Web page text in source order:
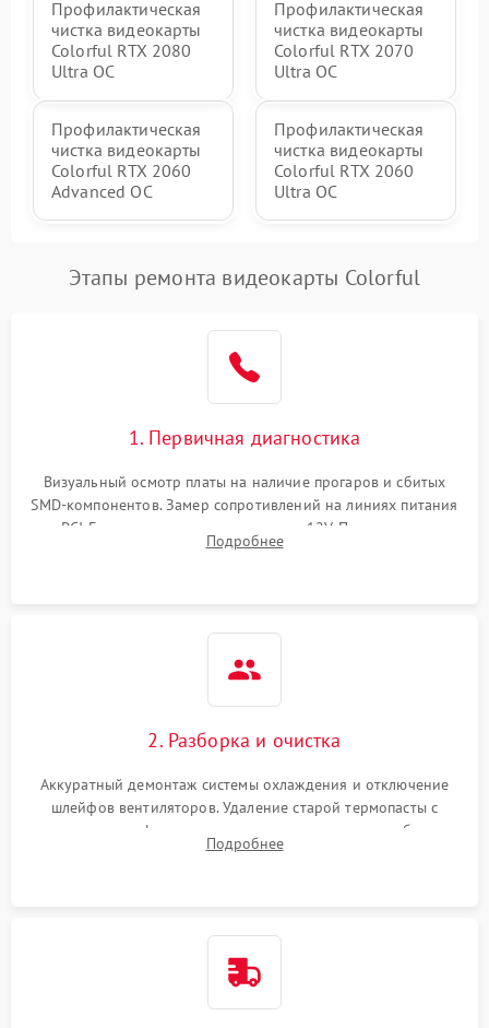
Профилактическая
чистка видеокарты
Colorful RTX 2080
Ultra OC
Профилактическая
чистка видеокарты
Colorful RTX 2070
Ultra OC
Профилактическая
чистка видеокарты
Colorful RTX 2060
Advanced OC
Профилактическая
чистка видеокарты
Colorful RTX 2060
Ultra OC
Этапы ремонта видеокарты Colorful
1. Первичная диагностика
Визуальный осмотр платы на наличие прогаров и сбитых
SMD-компонентов. Замер сопротивлений на линиях питания
PCI-E и дополнительных разъемах 12V. Проверка на
короткое замыкание основных дросселей питания GPU и
Подробнее
2. Разборка и очистка
Аккуратный демонтаж системы охлаждения и отключение
шлейфов вентиляторов. Удаление старой термопасты с
кристалла графического чипа и термопрокладок с банок
памяти и зоны VRM. Очистка платы от пыли и окислов.
Подробнее